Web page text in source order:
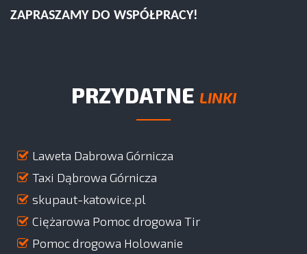
ZAPRASZAMY DO WSPÓŁPRACY!
PRZYDATNE LINKI
Laweta Dabrowa Górnicza
Taxi Dąbrowa Górnicza
skupaut-katowice.pl
Ciężarowa Pomoc drogowa Tir
Pomoc drogowa Holowanie